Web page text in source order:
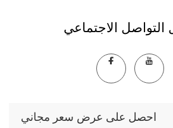
الاجتماعي
على عرض سعر مجاني